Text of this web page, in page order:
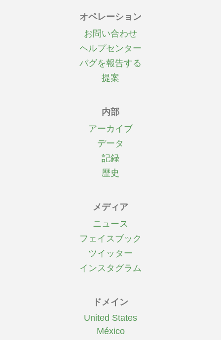
オペレーション
お問い合わせ
ヘルプセンター
バグを報告する
提案
内部
アーカイブ
データ
記録
歴史
メディア
ニュース
フェイスブック
ツイッター
インスタグラム
ドメイン
United States
México